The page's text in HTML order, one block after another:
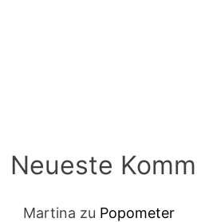
Neueste
Martina zu Popometer